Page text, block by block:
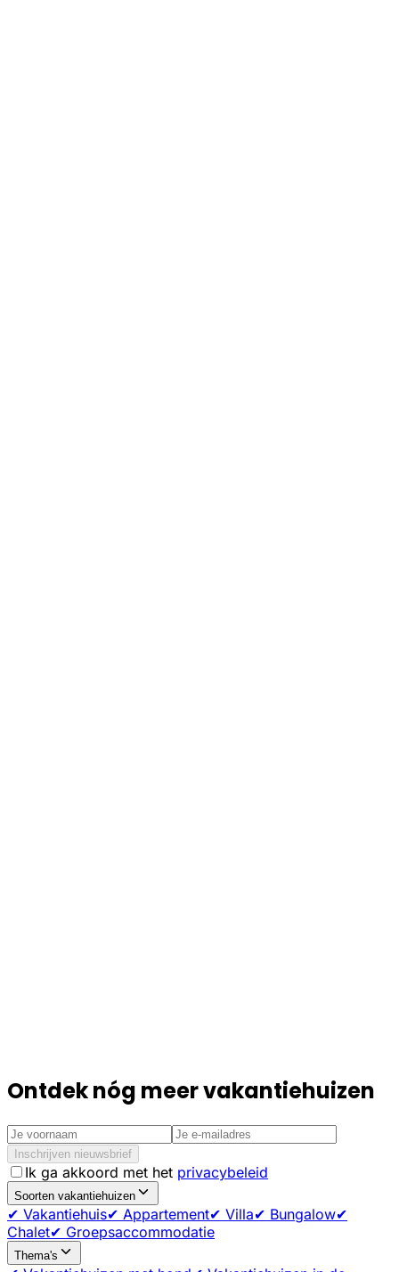
Ontdek nóg meer vakantiehuizen
Inschrijven nieuwsbrief
Ik ga akkoord met het privacybeleid
Soorten vakantiehuizen
✔ Vakantiehuis✔ Appartement✔ Villa✔ Bungalow✔
Chalet✔ Groepsaccommodatie
Thema's